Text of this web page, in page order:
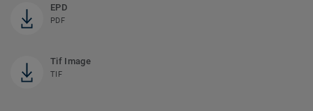
EPD
PDF
Tif Image
TIF